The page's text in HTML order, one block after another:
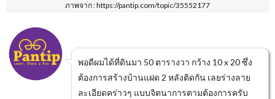
ภาพจาก : https://pantip.com/topic/35552177
พอดีผมได้ที่ดินมา 50 ตารางวา กว้าง 10 x 20 ซึ่ง
ต้องการสร้างบ้านแฝด 2 หลังติดกัน เลยร่างลาย
ละเอียดคร่าวๆ แบบจิตนาการตามต้องการครับ